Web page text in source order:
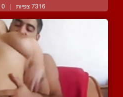
7316 צפיות | 0 המלצות